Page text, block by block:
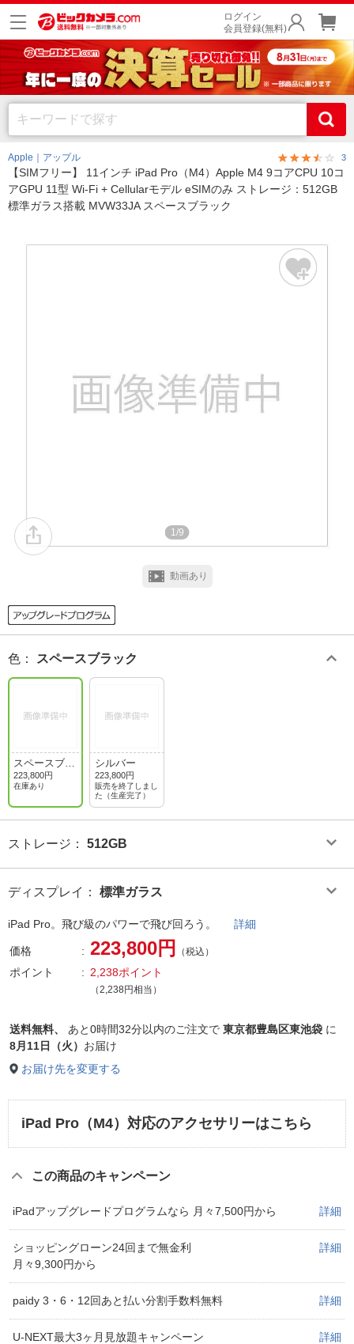
ログイン
会員登録(無料)
Apple｜アップル 3
【SIMフリー】 11インチ iPad Pro（M4）Apple M4 9コアCPU 10コ
アGPU 11型 Wi-Fi + Cellularモデル eSIMのみ ストレージ：512GB
標準ガラス搭載 MVW33JA スペースブラック
1/9
動画あり
色 ： スペースブラック
スペースブラ
ック
223,800円
在庫あり
シルバー
223,800円
販売を終了しまし
た（生産完了）
ストレージ ： 512GB
ディスプレイ ： 標準ガラス
iPad Pro。飛び級のパワーで飛び回ろう。 詳細
価格 223,800円 （税込）
ポイント 2,238ポイント
（2,238円相当）
送料無料、 あと0時間32分以内のご注文で 東京都豊島区東池袋 に
8月11日（火） お届け
お届け先を変更する
iPad Pro（M4）対応のアクセサリーはこちら
この商品のキャンペーン
iPadアップグレードプログラムなら 月々7,500円から 詳細
ショッピングローン24回まで無金利
月々9,300円から
詳細
paidy 3・6・12回あと払い分割手数料無料 詳細
U-NEXT最大3ヶ月見放題キャンペーン 詳細